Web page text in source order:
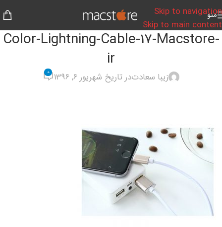
Skip to navigation
Skip to main content
منو
Color-Lightning-Cable-17-Macstore-
ir
زیبا سعادتدر تاریخ شهریور 6, 1396 0